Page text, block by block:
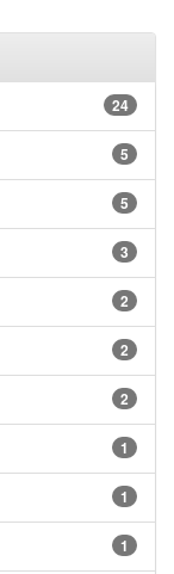
24
5
5
3
2
2
2
1
1
1